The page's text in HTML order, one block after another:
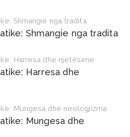
Shmangie nga tradita
Harresa dhe
Mungesa dhe